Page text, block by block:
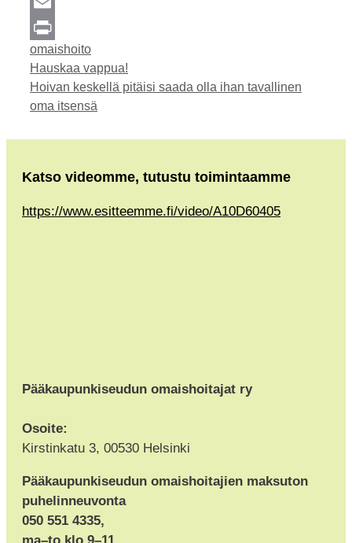
Link
Email
Print
Kategoriat
omaishoito
Hauskaa vappua!
Hoivan keskellä pitäisi saada olla ihan tavallinen
oma itsensä
Katso videomme, tutustu toimintaamme
https://www.esitteemme.fi/video/A10D60405
Pääkaupunkiseudun omaishoitajat ry
Osoite:
Kirstinkatu 3, 00530 Helsinki
Pääkaupunkiseudun omaishoitajien maksuton
puhelinneuvonta
050 551 4335,